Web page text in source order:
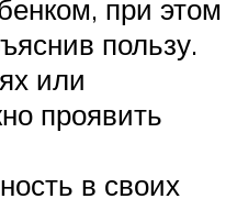
при этом
пользу.
или
проявить
в своих